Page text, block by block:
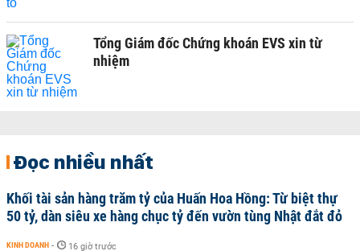
Tổng Giám đốc Chứng khoán EVS xin từ
nhiệm
Đọc nhiều nhất
Khối tài sản hàng trăm tỷ của Huấn Hoa Hồng: Từ biệt thự
50 tỷ, dàn siêu xe hàng chục tỷ đến vườn tùng Nhật đắt đỏ
KINH DOANH - 16 giờ trước